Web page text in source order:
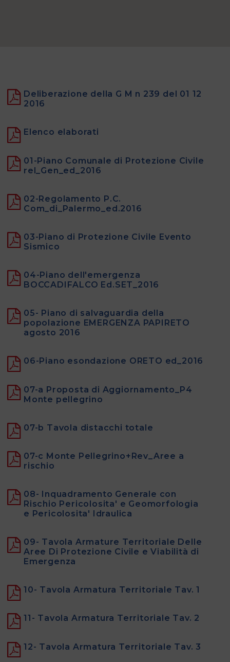
e
Documentazioni
Deliberazione della G M n 239 del 01 12
2016
Elenco elaborati
01-Piano Comunale di Protezione Civile
rel_Gen_ed_2016
02-Regolamento P.C.
Com_di_Palermo_ed.2016
03-Piano di Protezione Civile Evento
Sismico
04-Piano dell'emergenza
BOCCADIFALCO Ed.SET_2016
05- Piano di salvaguardia della
popolazione EMERGENZA PAPIRETO
agosto 2016
06-Piano esondazione ORETO ed_2016
07-a Proposta di Aggiornamento_P4
Monte pellegrino
07-b Tavola distacchi totale
07-c Monte Pellegrino+Rev_Aree a
rischio
08- Inquadramento Generale con
Rischio Pericolosita' e Geomorfologia
e Pericolosita' Idraulica
09- Tavola Armature Territoriale Delle
Aree Di Protezione Civile e Viabilità di
Emergenza
10- Tavola Armatura Territoriale Tav. 1
11- Tavola Armatura Territoriale Tav. 2
12- Tavola Armatura Territoriale Tav. 3